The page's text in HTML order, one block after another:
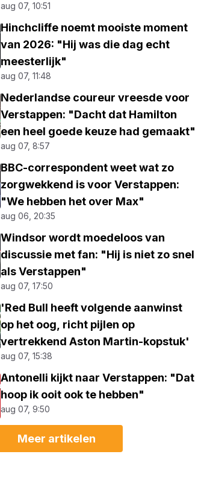
aug 07, 10:51
Hinchcliffe noemt mooiste moment
van 2026: "Hij was die dag echt
meesterlijk"
aug 07, 11:48
Nederlandse coureur vreesde voor
Verstappen: "Dacht dat Hamilton
een heel goede keuze had gemaakt"
aug 07, 8:57
BBC-correspondent weet wat zo
zorgwekkend is voor Verstappen:
"We hebben het over Max"
aug 06, 20:35
Windsor wordt moedeloos van
discussie met fan: "Hij is niet zo snel
als Verstappen"
aug 07, 17:50
'Red Bull heeft volgende aanwinst
op het oog, richt pijlen op
vertrekkend Aston Martin-kopstuk'
aug 07, 15:38
Antonelli kijkt naar Verstappen: "Dat
hoop ik ooit ook te hebben"
aug 07, 9:50
Meer artikelen